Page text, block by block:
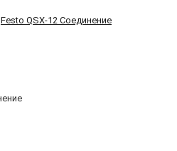
Festo QSX-12 Соединение